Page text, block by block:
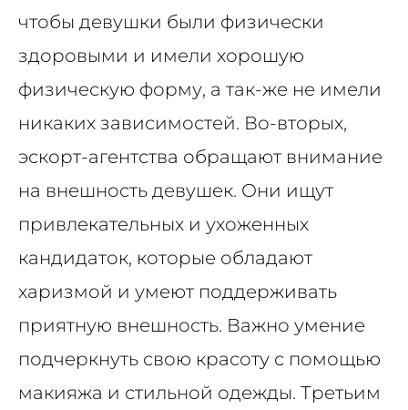
чтобы девушки были физически
здоровыми и имели хорошую
физическую форму, а так-же не имели
никаких зависимостей. Во-вторых,
эскорт-агентства обращают внимание
на внешность девушек. Они ищут
привлекательных и ухоженных
кандидаток, которые обладают
харизмой и умеют поддерживать
приятную внешность. Важно умение
подчеркнуть свою красоту с помощью
макияжа и стильной одежды. Третьим